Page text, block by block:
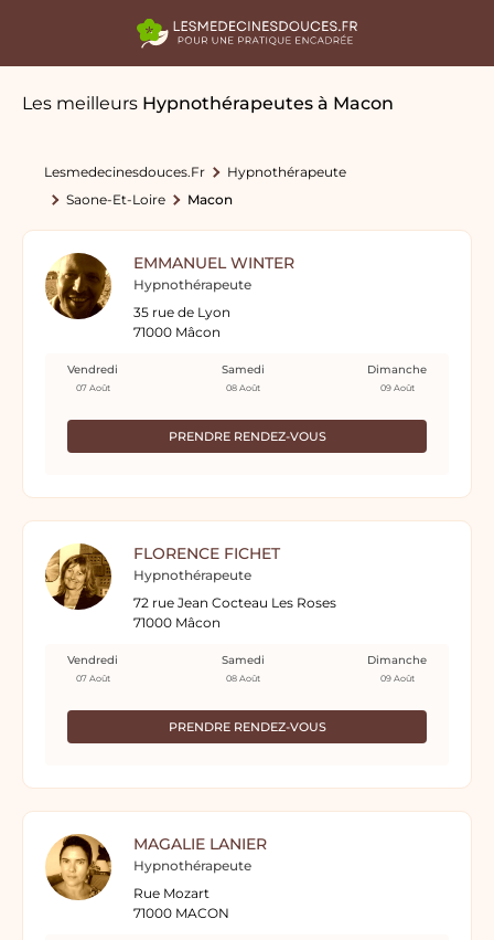
Les meilleurs Hypnothérapeutes à Macon
Lesmedecinesdouces.fr
Hypnothérapeute
Saone-Et-Loire
Macon
EMMANUEL WINTER
Hypnothérapeute
35 rue de Lyon
71000 Mâcon
PRENDRE RENDEZ-VOUS
Vendredi
07 Août
Samedi
08 Août
Dimanche
09 Août
FLORENCE FICHET
Hypnothérapeute
72 rue Jean Cocteau Les Roses
71000 Mâcon
PRENDRE RENDEZ-VOUS
Vendredi
07 Août
Samedi
08 Août
Dimanche
09 Août
MAGALIE LANIER
Hypnothérapeute
Rue Mozart
71000 MACON